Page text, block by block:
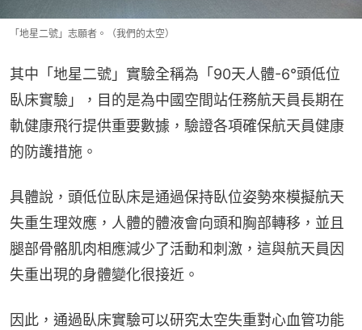
「地星二號」志願者。（我們的太空）
其中「地星二號」實驗全稱為「90天人體-6°頭低位
臥床實驗」，目的是為中國空間站任務航天員長期在
軌健康飛行提供重要數據，驗證各項確保航天員健康
的防護措施。
具體說，頭低位臥床是通過保持臥位姿勢來模擬航天
失重生理效應，人體的體液會向頭和胸部轉移，並且
腿部骨骼肌肉相應減少了活動和刺激，這與航天員因
失重出現的身體變化很接近。
因此，通過臥床實驗可以研究太空失重對心血管功能